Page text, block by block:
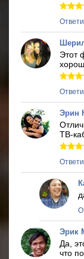
Этот
Эрин
ТВ-
Эрик
Да,
что